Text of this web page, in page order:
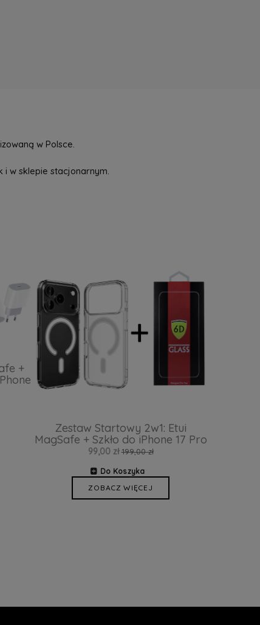
w Polsce.
i w sklepie stacjonarnym.
+
Zestaw Startowy 2w1: Etui
MagSafe + Szkło do iPhone 17 Pro
99,00 zł 199,00 zł
Do Koszyka
ZOBACZ WIĘCEJ